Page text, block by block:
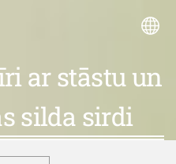
ar stāstu un
silda sirdi